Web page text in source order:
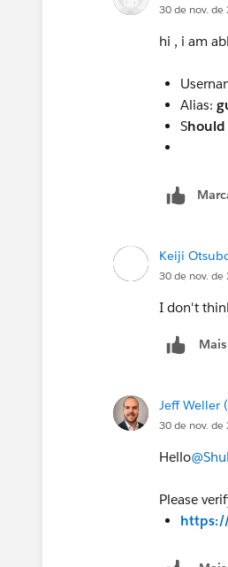
30 de nov. de
hi , i am
Alias:
Should
Keiji
30 de nov. de
I don't
Jeff Weller
30 de nov. de
Hello
Please